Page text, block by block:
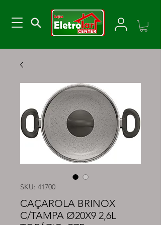
SKU: 41700
CAÇAROLA BRINOX
C/TAMPA Ø20X9 2,6L